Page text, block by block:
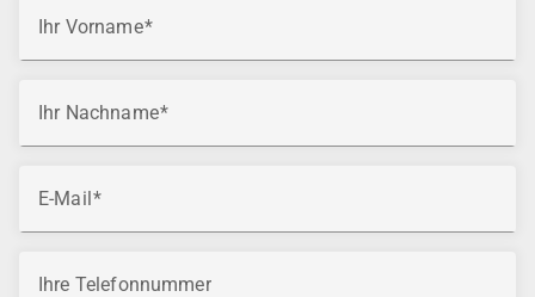
Ihr Vorname
Ihr Nachname
E-Mail
Ihre Telefonnummer